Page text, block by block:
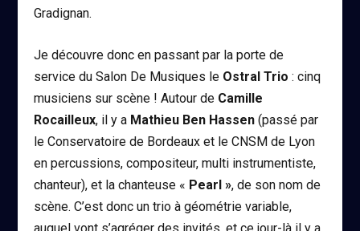
Gradignan.
Je découvre donc en passant par la porte de
service du Salon De Musiques le Ostral Trio : cinq
musiciens sur scène ! Autour de Camille
Rocailleux, il y a Mathieu Ben Hassen (passé par
le Conservatoire de Bordeaux et le CNSM de Lyon
en percussions, compositeur, multi instrumentiste,
chanteur), et la chanteuse « Pearl », de son nom de
scène. C’est donc un trio à géométrie variable,